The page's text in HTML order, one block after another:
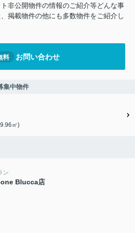
非公開物件の情報のご紹介等どんな事
掲載物件の他にも多数物件をご紹介し
料 お問い合わせ
集中物件
㎡)
ン
Blucca店